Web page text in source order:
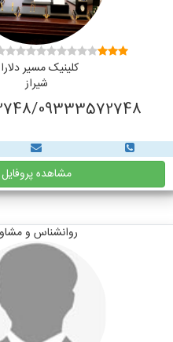
کلینیک مسیر
شیراز
09333572748
مشاهده پروفایل
روانشناس و